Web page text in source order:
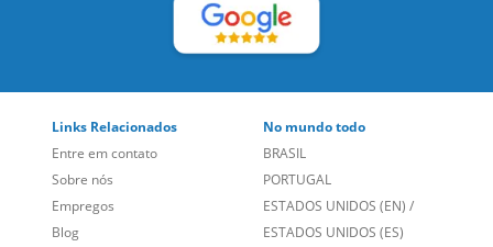
Links Relacionados
Entre em contato
Sobre nós
Empregos
Blog
No mundo todo
BRASIL
PORTUGAL
ESTADOS UNIDOS (EN) /
ESTADOS UNIDOS (ES)